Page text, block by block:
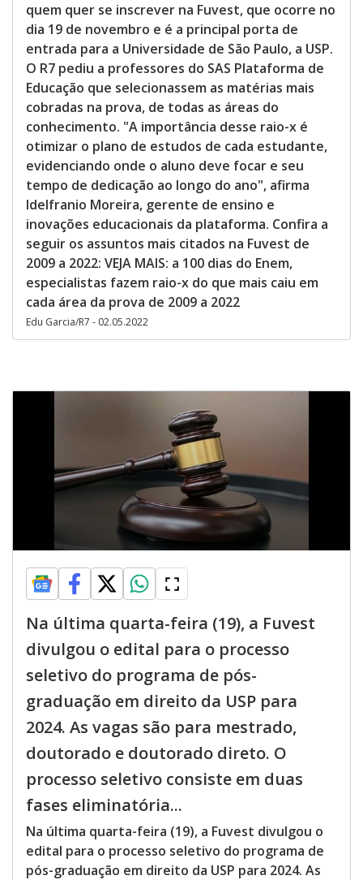
quem quer se inscrever na Fuvest, que ocorre no
dia 19 de novembro e é a principal porta de
entrada para a Universidade de São Paulo, a USP.
O R7 pediu a professores do SAS Plataforma de
Educação que selecionassem as matérias mais
cobradas na prova, de todas as áreas do
conhecimento. "A importância desse raio-x é
otimizar o plano de estudos de cada estudante,
evidenciando onde o aluno deve focar e seu
tempo de dedicação ao longo do ano", afirma
Idelfranio Moreira, gerente de ensino e
inovações educacionais da plataforma. Confira a
seguir os assuntos mais citados na Fuvest de
2009 a 2022: VEJA MAIS: a 100 dias do Enem,
especialistas fazem raio-x do que mais caiu em
cada área da prova de 2009 a 2022
Edu Garcia/R7 - 02.05.2022
Na última quarta-feira (19), a Fuvest
divulgou o edital para o processo
seletivo do programa de pós-
graduação em direito da USP para
2024. As vagas são para mestrado,
doutorado e doutorado direto. O
processo seletivo consiste em duas
fases eliminatória...
Na última quarta-feira (19), a Fuvest divulgou o
edital para o processo seletivo do programa de
pós-graduação em direito da USP para 2024. As